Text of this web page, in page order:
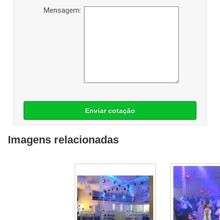
Mensagem:
Enviar cotação
Imagens relacionadas